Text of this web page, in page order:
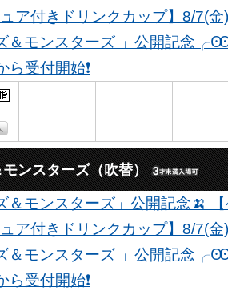
ア付きドリンクカップ】8/7(金
＆モンスターズ 」公開記念
ら受付開始❗️
ンスターズ（吹替）
＆モンスターズ」公開記念🍌
ア付きドリンクカップ】8/7(金
＆モンスターズ 」公開記念
ら受付開始❗️